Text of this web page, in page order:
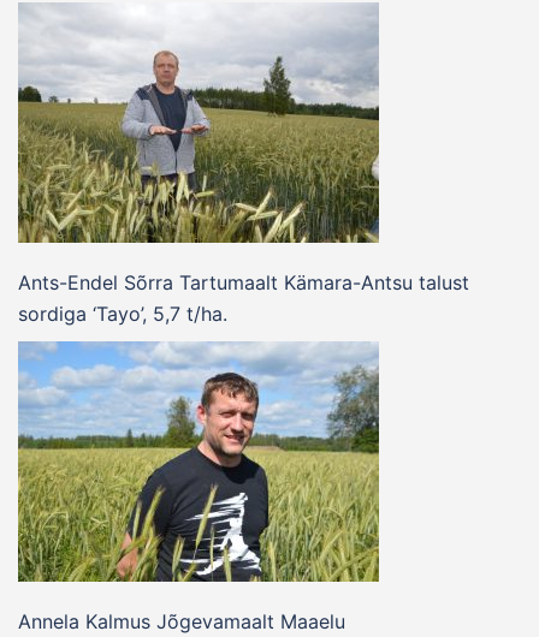
Ants-Endel Sõrra Tartumaalt Kämara-Antsu talust
sordiga ‘Tayo’, 5,7 t/ha.
Annela Kalmus Jõgevamaalt Maaelu